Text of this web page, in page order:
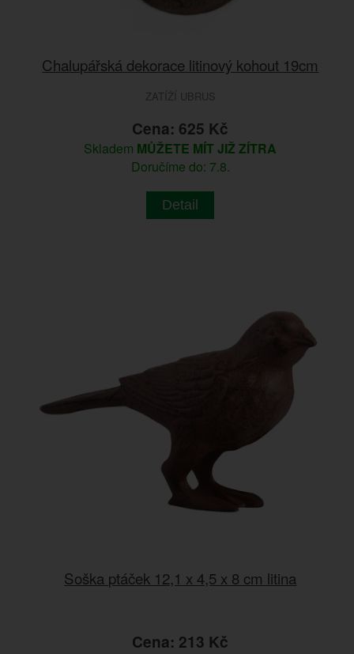
Chalupářská dekorace litinový kohout 19cm
ZATÍŽÍ UBRUS
Cena: 625 Kč
Skladem MŮŽETE MÍT JIŽ ZÍTRA
Doručíme do: 7.8.
Detail
Soška ptáček 12,1 x 4,5 x 8 cm litina
Cena: 213 Kč